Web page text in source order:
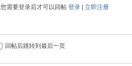
您需要登录后才可以回帖 登录| 立即注册
回帖后跳转到最后一页